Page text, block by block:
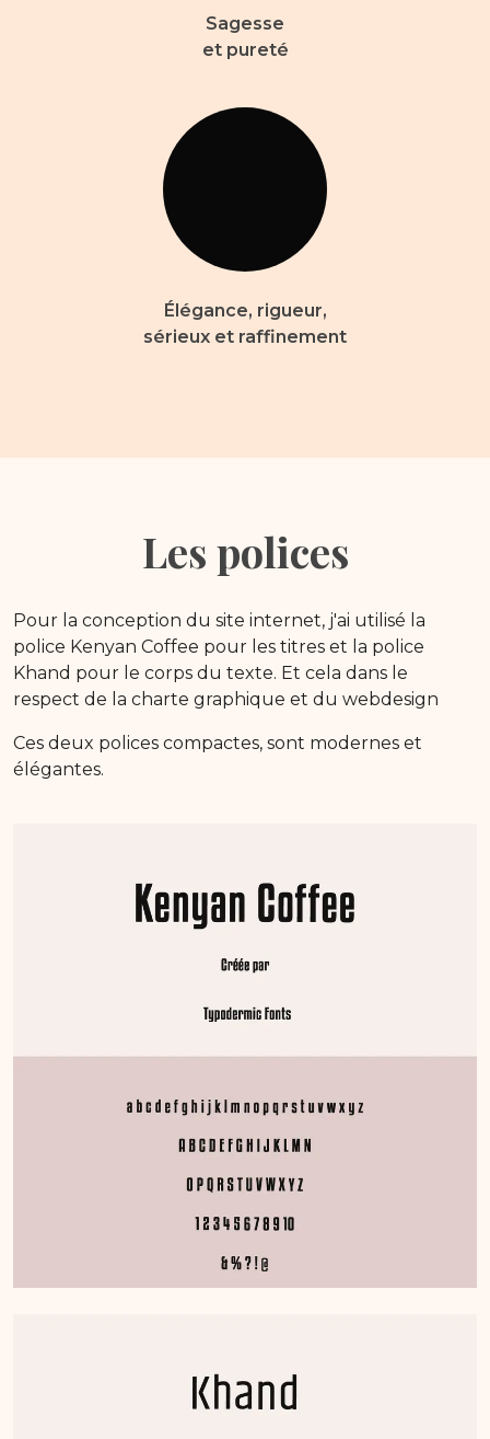
Sagesse
et pureté
Élégance, rigueur,
sérieux et raffinement
Les polices
Pour la conception du site internet, j'ai utilisé la
police Kenyan Coffee pour les titres et la police
Khand pour le corps du texte. Et cela dans le
respect de la charte graphique et du webdesign
Ces deux polices compactes, sont modernes et
élégantes.